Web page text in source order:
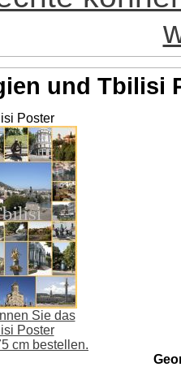
und Tbilisi
Poster
Sie das
Poster
cm bestellen.